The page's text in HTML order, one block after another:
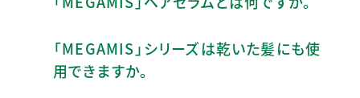
「MEGAMIS」シリーズは乾いた髪にも使
用できますか。